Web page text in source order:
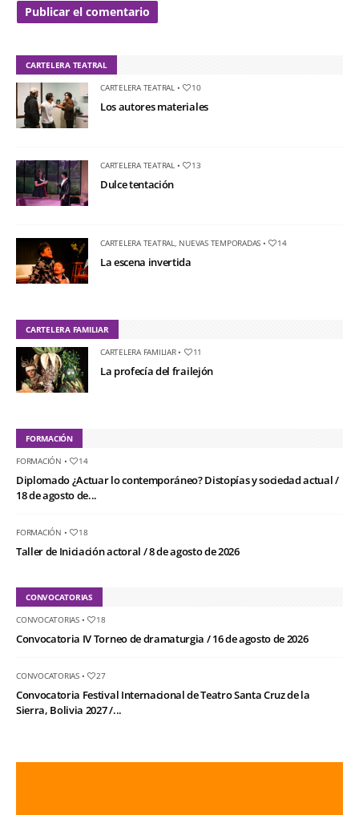
CARTELERA TEATRAL
CARTELERA TEATRAL• 10
Los autores materiales
CARTELERA TEATRAL• 13
Dulce tentación
CARTELERA TEATRAL, NUEVAS TEMPORADAS • 14
La escena invertida
CARTELERA FAMILIAR
CARTELERA FAMILIAR• 11
La profecía del frailejón
FORMACIÓN
FORMACIÓN • 14
Diplomado ¿Actuar lo contemporáneo? Distopías y sociedad actual /
18 de agosto de...
FORMACIÓN • 18
Taller de Iniciación actoral / 8 de agosto de 2026
CONVOCATORIAS
CONVOCATORIAS• 18
Convocatoria IV Torneo de dramaturgia / 16 de agosto de 2026
CONVOCATORIAS• 27
Convocatoria Festival Internacional de Teatro Santa Cruz de la
Sierra, Bolivia 2027 /...